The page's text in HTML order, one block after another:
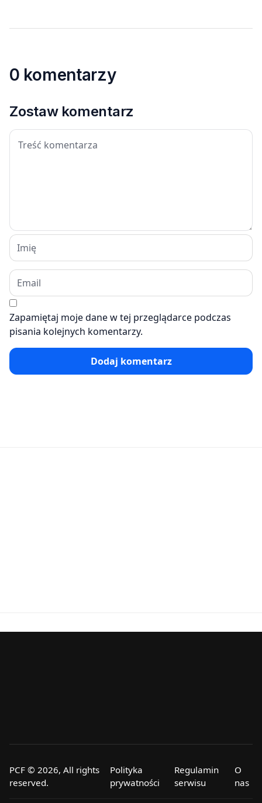
0 komentarzy
Zostaw komentarz
Zapamiętaj moje dane w tej przeglądarce podczas
pisania kolejnych komentarzy.
Dodaj komentarz
PCF © 2026, All rights
reserved.
Polityka
prywatności
Regulamin
serwisu
O
nas